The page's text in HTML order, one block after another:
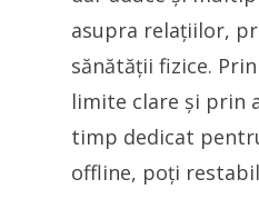
asupra relațiilor,
sănătății fizice.
limite clare și prin
timp dedicat
offline, poți